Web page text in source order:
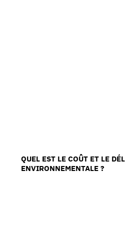
QUEL EST LE COÛT ET LE
ENVIRONNEMENTALE ?